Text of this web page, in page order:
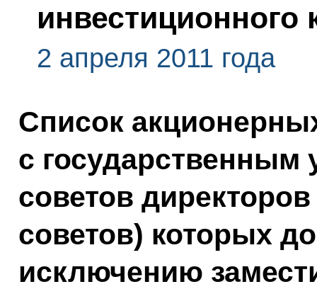
инвестиционного
2 апреля 2011 года
Список
с государственным
советов
советов) которых
исключению